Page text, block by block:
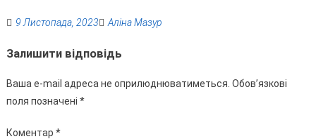
9 Листопада, 2023 Аліна Мазур
Залишити відповідь
Ваша e-mail адреса не оприлюднюватиметься. Обов’язкові
поля позначені *
Коментар *